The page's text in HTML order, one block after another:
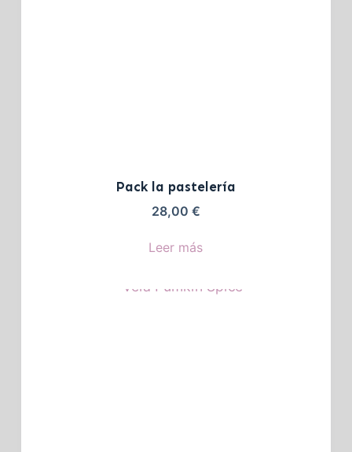
Pack la pastelería
28,00 €
Leer más